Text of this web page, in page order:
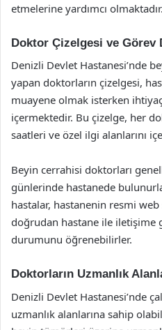
etmelerine yardımcı olmaktadır.
Doktor Çizelgesi ve Görev
Denizli Devlet Hastanesi’nde
yapan doktorların çizelgesi,
muayene olmak isterken
içermektedir. Bu çizelge, her
saatleri ve özel ilgi alanlarını
Beyin cerrahisi doktorları
günlerinde hastanede
hastalar, hastanenin resmi
doğrudan hastane ile iletişime
durumunu öğrenebilirler.
Doktorların Uzmanlık
Denizli Devlet Hastanesi’nde
uzmanlık alanlarına sahip